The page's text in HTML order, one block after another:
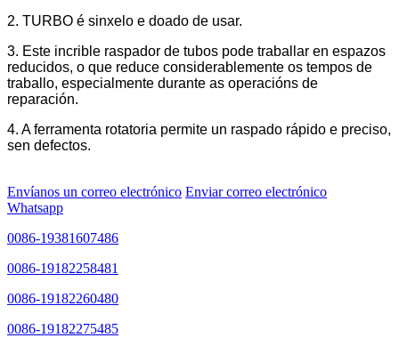
2. TURBO é sinxelo e doado de usar.
3. Este incrible raspador de tubos pode traballar en espazos
reducidos, o que reduce considerablemente os tempos de
traballo, especialmente durante as operacións de
reparación.
4. A ferramenta rotatoria permite un raspado rápido e preciso,
sen defectos.
Envíanos un correo electrónico Enviar correo electrónico
Whatsapp
0086-19381607486
0086-19182258481
0086-19182260480
0086-19182275485